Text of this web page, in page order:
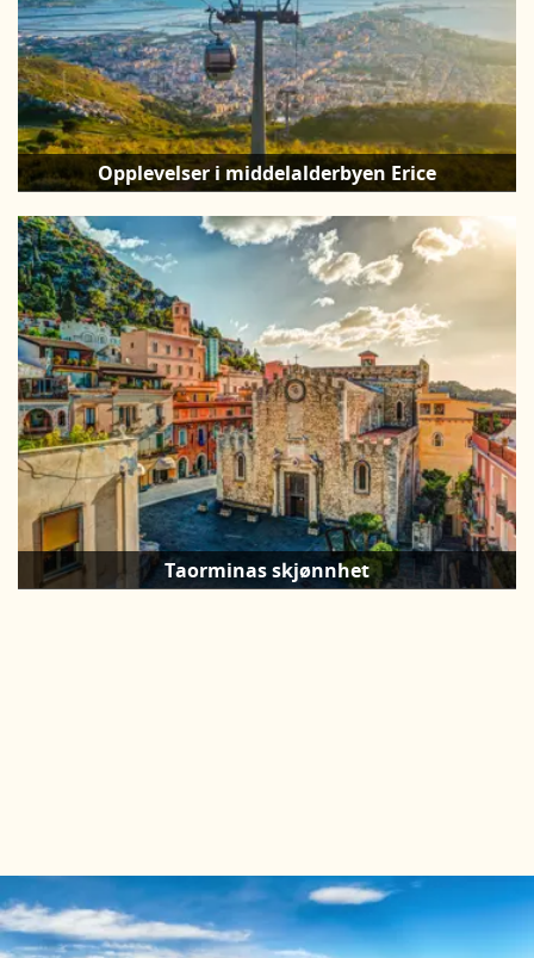
Opplevelser i middelalderbyen Erice
Taorminas skjønnhet